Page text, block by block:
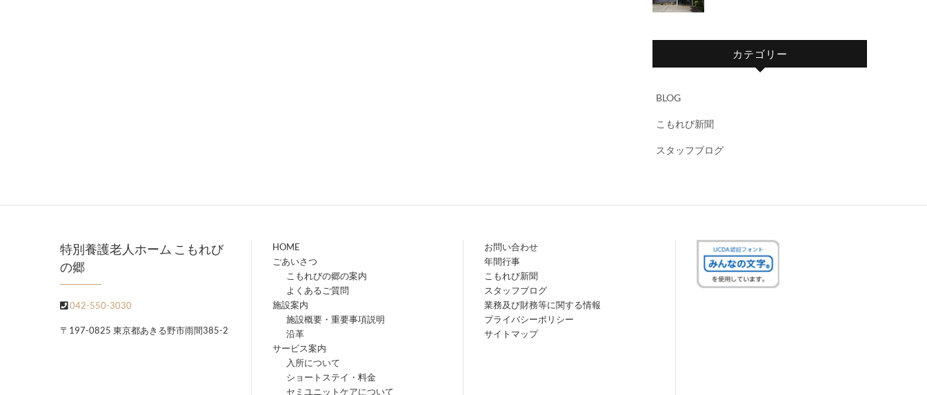
カテゴリー
BLOG
こもれび新聞
スタッフブログ
特別養護老人ホーム こもれび
の郷
042-550-3030
〒197-0825 東京都あきる野市雨間385-2
HOME
ごあいさつ
こもれびの郷の案内
よくあるご質問
施設案内
施設概要・重要事項説明
沿革
サービス案内
入所について
ショートステイ・料金
セミユニットケアについて
お問い合わせ
年間行事
こもれび新聞
スタッフブログ
業務及び財務等に関する情報
プライバシーポリシー
サイトマップ